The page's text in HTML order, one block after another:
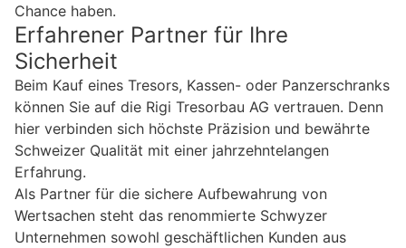
Chance haben.
Erfahrener Partner für Ihre
Sicherheit
Beim Kauf eines Tresors, Kassen- oder Panzerschranks
können Sie auf die Rigi Tresorbau AG vertrauen. Denn
hier verbinden sich höchste Präzision und bewährte
Schweizer Qualität mit einer jahrzehntelangen
Erfahrung.
Als Partner für die sichere Aufbewahrung von
Wertsachen steht das renommierte Schwyzer
Unternehmen sowohl geschäftlichen Kunden aus